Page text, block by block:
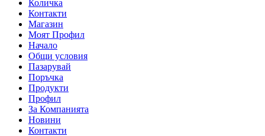
Количка
Контакти
Магазин
Моят Профил
Начало
Общи условия
Пазарувай
Поръчка
Продукти
Профил
За Компанията
Новини
Контакти